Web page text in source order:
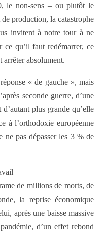
le non-sens – ou plutôt le
production, la catastrophe
invitent à notre tour à ne
ce qu’il faut redémarrer, ce
arrêter absolument.
« de gauche », mais
seconde guerre, d’une
plus grande qu’elle
à l’orthodoxie européenne
ne pas dépasser les 3 % de
de millions de morts, de
la reprise économique
après une baisse massive
d’un effet rebond